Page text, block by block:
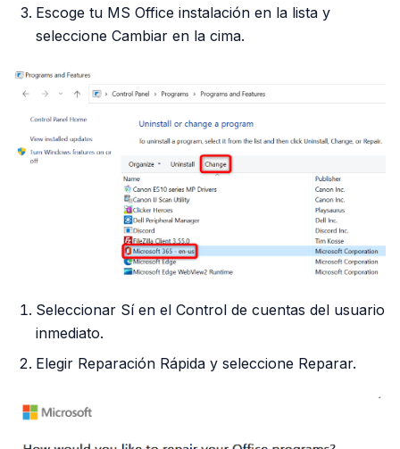
Escoge tu MS Office instalación en la lista y
seleccione Cambiar en la cima.
Seleccionar Sí en el Control de cuentas del usuario
inmediato.
Elegir Reparación Rápida y seleccione Reparar.